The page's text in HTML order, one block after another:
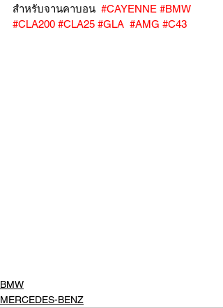
สำหรับจานคาบอน #CAYENNE #BMW
#CLA200 #CLA25 #GLA #AMG #C43
BMW
MERCEDES-BENZ